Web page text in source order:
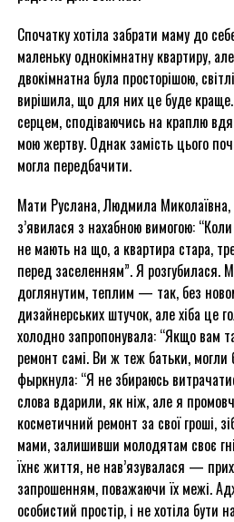
Спочатку хотіла забрати маму до
маленьку однокімнатну квартиру,
двокімнатна була просторішою,
вирішила, що для них це буде
серцем, сподіваючись на краплю
мою жертву. Однак замість цього
могла передбачити.
Мати Руслана, Людмила Миколаївна,
з’явилася з нахабною вимогою:
не мають на що, а квартира стара,
перед заселенням”. Я розгубилася.
доглянутим, теплим — так, без
дизайнерських штучок, але хіба це
холодно запропонувала: “Якщо вам
ремонт самі. Ви ж теж батьки, могли
фыркнула: “Я не збираюсь
слова вдарили, як ніж, але я
косметичний ремонт за свої гроші,
мами, залишивши молодятам своє
їхнє життя, не нав’язувалася —
запрошенням, поважаючи їх межі.
особистий простір, і не хотіла бути